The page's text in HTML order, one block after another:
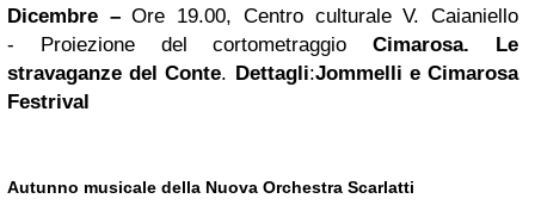
Dicembre –Ore 19.00, Centro culturale V. Caianiello
- Proiezione del cortometraggioCimarosa. Le
stravaganze del Conte. Dettagli:Jommelli e Cimarosa
Festrival
Autunno musicale della Nuova Orchestra Scarlatti